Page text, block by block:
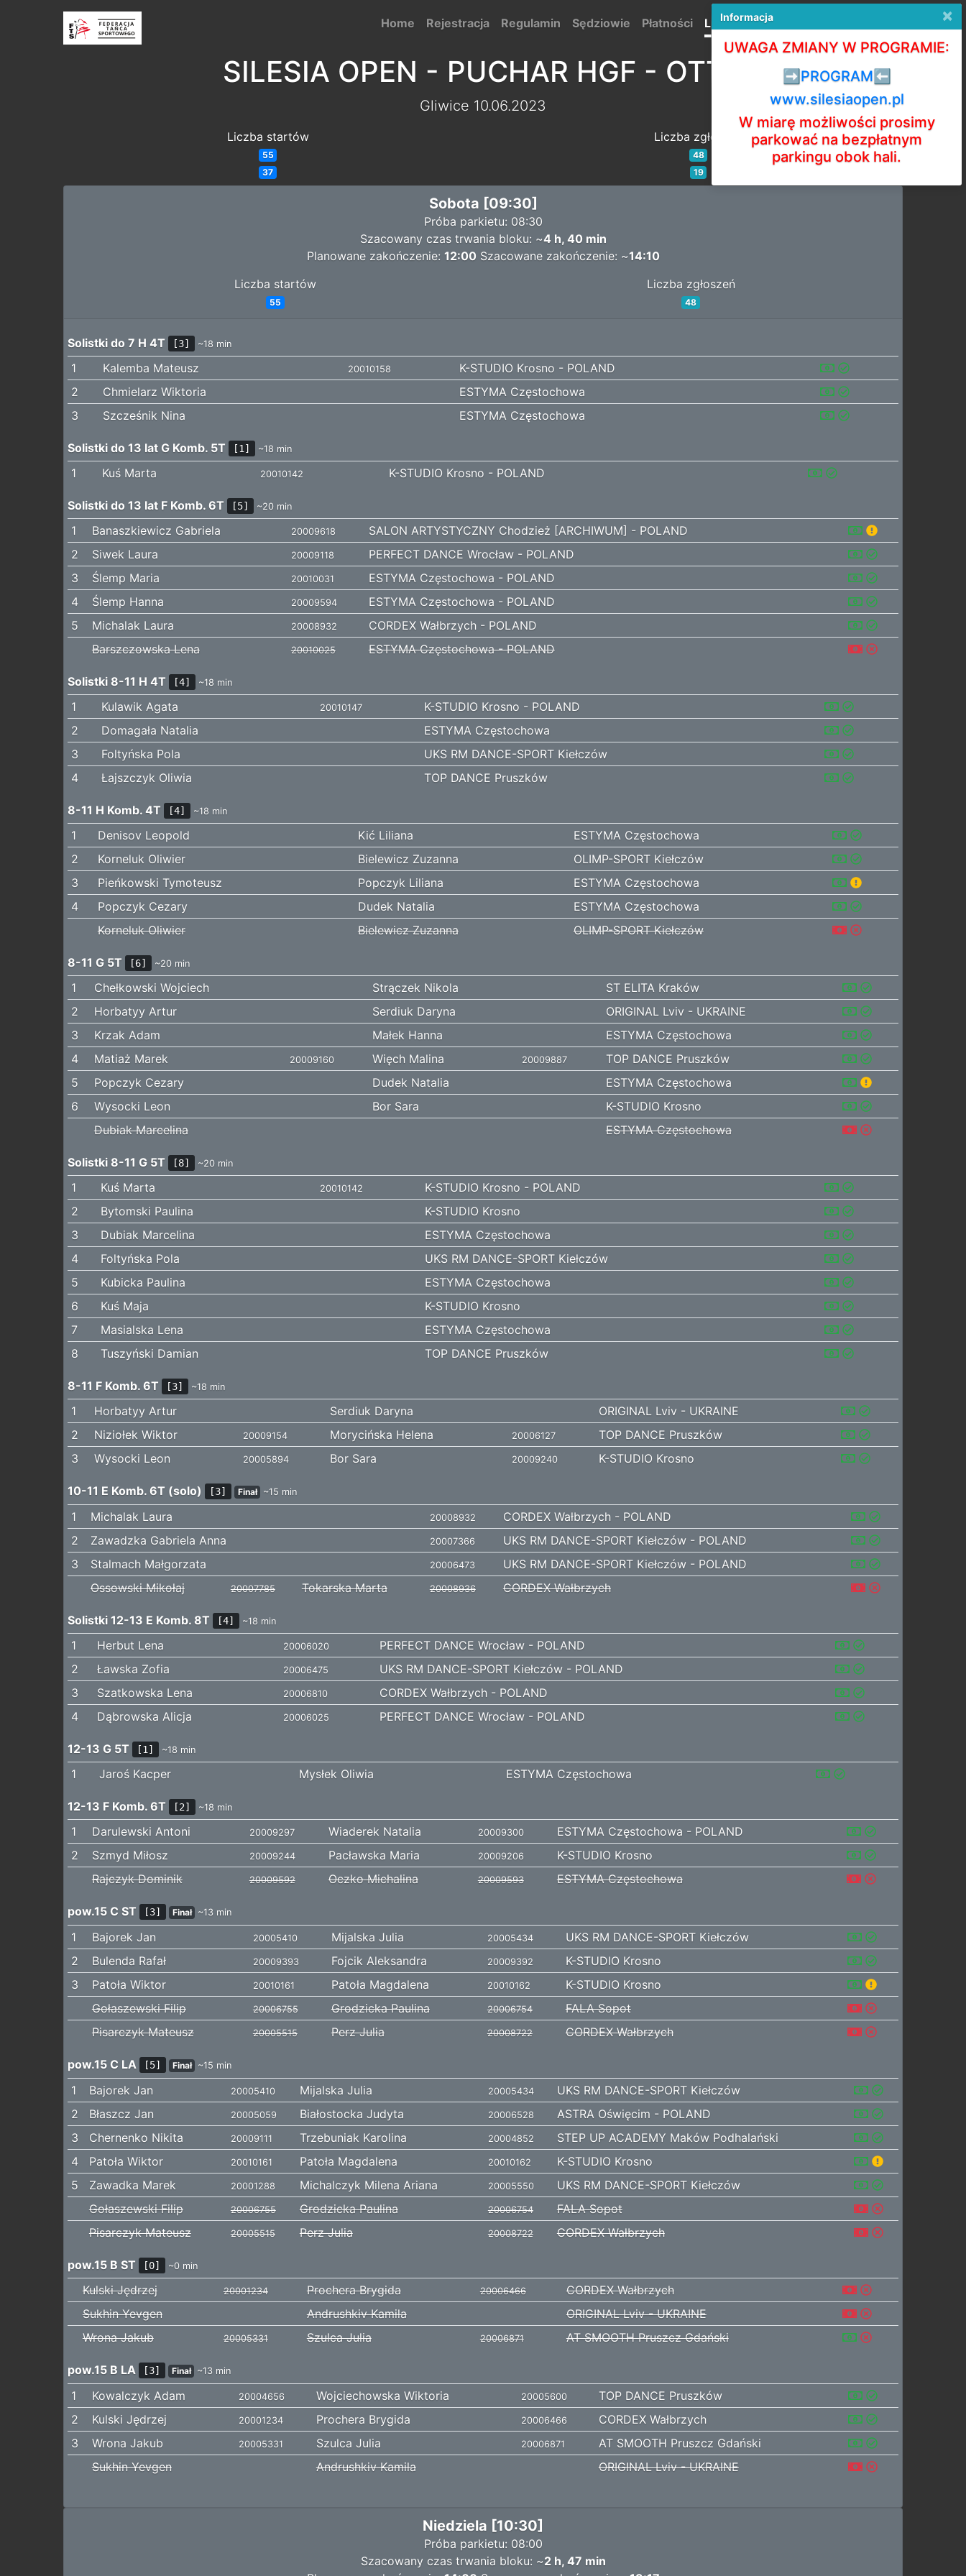
Informacja ×
UWAGA ZMIANY W PROGRAMIE:
➡️PROGRAM⬅️
www.silesiaopen.pl
W miarę możliwości prosimy
parkować na bezpłatnym
parkingu obok hali.
Home Rejestracja Regulamin Sędziowie Płatności Listy startowe
SILESIA OPEN - PUCHAR HGF - OTTS
Gliwice 10.06.2023
Liczba startów Liczba zgłoszeń
55
48
37
19
Sobota [09:30]
Próba parkietu: 08:30
Szacowany czas trwania bloku: ~4 h, 40 min
Planowane zakończenie: 12:00 Szacowane zakończenie: ~14:10
Liczba startów
Liczba zgłoszeń
55 48
Solistki do 7 H 4T [3] ~18 min
1 Kalemba Mateusz 20010158
K-STUDIO Krosno - POLAND
2
Chmielarz Wiktoria
ESTYMA Częstochowa
3
Szcześnik Nina ESTYMA Częstochowa
Solistki do 13 lat G Komb. 5T [1] ~18 min
1 Kuś Marta 20010142 K-STUDIO Krosno - POLAND
Solistki do 13 lat F Komb. 6T [5] ~20 min
1 Banaszkiewicz Gabriela 20009618
SALON ARTYSTYCZNY Chodzież [ARCHIWUM] - POLAND
2
Siwek Laura 20009118
PERFECT DANCE Wrocław - POLAND
3
Ślemp Maria 20010031
ESTYMA Częstochowa - POLAND
4
Ślemp Hanna 20009594
ESTYMA Częstochowa - POLAND
5
Michalak Laura 20008932
CORDEX Wałbrzych - POLAND
Barszczowska Lena
20010025 ESTYMA Częstochowa - POLAND
Solistki 8-11 H 4T [4] ~18 min
1 Kulawik Agata 20010147
K-STUDIO Krosno - POLAND
2
Domagała Natalia
ESTYMA Częstochowa
3
Foltyńska Pola
UKS RM DANCE-SPORT Kiełczów
4
Łajszczyk Oliwia TOP DANCE Pruszków
8-11 H Komb. 4T [4] ~18 min
1 Denisov Leopold Kić Liliana
ESTYMA Częstochowa
2
Korneluk Oliwier Bielewicz Zuzanna
OLIMP-SPORT Kiełczów
3
Pieńkowski Tymoteusz Popczyk Liliana
ESTYMA Częstochowa
4
Popczyk Cezary Dudek Natalia
ESTYMA Częstochowa
Korneluk Oliwier
Bielewicz Zuzanna OLIMP-SPORT Kiełczów
8-11 G 5T [6] ~20 min
1 Chełkowski Wojciech Strączek Nikola
ST ELITA Kraków
2
Horbatyy Artur Serdiuk Daryna
ORIGINAL Lviv - UKRAINE
3
Krzak Adam Małek Hanna
ESTYMA Częstochowa
4
Matiaż Marek 20009160 Więch Malina 20009887
TOP DANCE Pruszków
5
Popczyk Cezary Dudek Natalia
ESTYMA Częstochowa
6
Wysocki Leon Bor Sara
K-STUDIO Krosno
Dubiak Marcelina
ESTYMA Częstochowa
Solistki 8-11 G 5T [8] ~20 min
1 Kuś Marta 20010142
K-STUDIO Krosno - POLAND
2
Bytomski Paulina
K-STUDIO Krosno
3
Dubiak Marcelina
ESTYMA Częstochowa
4
Foltyńska Pola
UKS RM DANCE-SPORT Kiełczów
5
Kubicka Paulina
ESTYMA Częstochowa
6
Kuś Maja
K-STUDIO Krosno
7
Masialska Lena
ESTYMA Częstochowa
8
Tuszyński Damian TOP DANCE Pruszków
8-11 F Komb. 6T [3] ~18 min
1 Horbatyy Artur Serdiuk Daryna
ORIGINAL Lviv - UKRAINE
2
Niziołek Wiktor 20009154 Morycińska Helena 20006127
TOP DANCE Pruszków
3
Wysocki Leon 20005894 Bor Sara 20009240 K-STUDIO Krosno
10-11 E Komb. 6T (solo) [3] Finał ~15 min
1 Michalak Laura 20008932
CORDEX Wałbrzych - POLAND
2
Zawadzka Gabriela Anna 20007366
UKS RM DANCE-SPORT Kiełczów - POLAND
3
Stalmach Małgorzata 20006473
UKS RM DANCE-SPORT Kiełczów - POLAND
Ossowski Mikołaj
20007785 Tokarska Marta 20008936 CORDEX Wałbrzych
Solistki 12-13 E Komb. 8T [4] ~18 min
1 Herbut Lena 20006020
PERFECT DANCE Wrocław - POLAND
2
Ławska Zofia 20006475
UKS RM DANCE-SPORT Kiełczów - POLAND
3
Szatkowska Lena 20006810
CORDEX Wałbrzych - POLAND
4
Dąbrowska Alicja 20006025 PERFECT DANCE Wrocław - POLAND
12-13 G 5T [1] ~18 min
1 Jaroś Kacper Mysłek Oliwia ESTYMA Częstochowa
12-13 F Komb. 6T [2] ~18 min
1 Darulewski Antoni 20009297 Wiaderek Natalia 20009300
ESTYMA Częstochowa - POLAND
2
Szmyd Miłosz 20009244 Pacławska Maria 20009206
K-STUDIO Krosno
Rajczyk Dominik
20009592 Oczko Michalina 20009593 ESTYMA Częstochowa
pow.15 C ST [3] Finał ~13 min
1 Bajorek Jan 20005410 Mijalska Julia 20005434
UKS RM DANCE-SPORT Kiełczów
2
Bulenda Rafał 20009393 Fojcik Aleksandra 20009392
K-STUDIO Krosno
3
Patoła Wiktor 20010161 Patoła Magdalena 20010162
K-STUDIO Krosno
Gołaszewski Filip
20006755 Grodzicka Paulina 20006754
FALA Sopot
Pisarczyk Mateusz
20005515 Perz Julia 20008722 CORDEX Wałbrzych
pow.15 C LA [5] Finał ~15 min
1 Bajorek Jan 20005410 Mijalska Julia 20005434
UKS RM DANCE-SPORT Kiełczów
2
Błaszcz Jan 20005059 Białostocka Judyta 20006528
ASTRA Oświęcim - POLAND
3
Chernenko Nikita 20009111 Trzebuniak Karolina 20004852
STEP UP ACADEMY Maków Podhalański
4
Patoła Wiktor 20010161 Patoła Magdalena 20010162
K-STUDIO Krosno
5
Zawadka Marek 20001288 Michalczyk Milena Ariana 20005550
UKS RM DANCE-SPORT Kiełczów
Gołaszewski Filip
20006755 Grodzicka Paulina 20006754
FALA Sopot
Pisarczyk Mateusz
20005515 Perz Julia 20008722 CORDEX Wałbrzych
pow.15 B ST [0] ~0 min
Kulski Jędrzej 20001234 Prochera Brygida 20006466
CORDEX Wałbrzych
Sukhin Yevgen
Andrushkiv Kamila
ORIGINAL Lviv - UKRAINE
Wrona Jakub
20005331 Szulca Julia 20006871 AT SMOOTH Pruszcz Gdański
pow.15 B LA [3] Finał ~13 min
1 Kowalczyk Adam 20004656 Wojciechowska Wiktoria 20005600
TOP DANCE Pruszków
2
Kulski Jędrzej 20001234 Prochera Brygida 20006466
CORDEX Wałbrzych
3
Wrona Jakub 20005331 Szulca Julia 20006871
AT SMOOTH Pruszcz Gdański
Sukhin Yevgen
Andrushkiv Kamila ORIGINAL Lviv - UKRAINE
Niedziela [10:30]
Próba parkietu: 08:00
Szacowany czas trwania bloku: ~2 h, 47 min